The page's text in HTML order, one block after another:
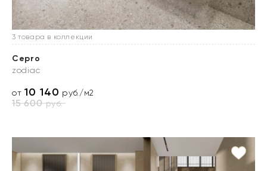
3 товара в коллекции
Cepro
zodiac
от10 140 руб./м2
15 600руб.